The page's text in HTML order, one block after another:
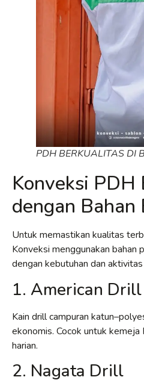
PDH BERKUALITAS DI
Konveksi PDH
dengan
Untuk memastikan kualitas
Konveksi menggunakan bahan
dengan kebutuhan dan
1. American Drill
Kain drill campuran
ekonomis. Cocok untuk
harian.
2. Nagata Drill